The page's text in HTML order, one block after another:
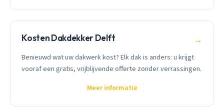
Kosten Dakdekker Delft →
Benieuwd wat uw dakwerk kost? Elk dak is anders: u krijgt
vooraf een gratis, vrijblijvende offerte zonder verrassingen.
Meer informatie